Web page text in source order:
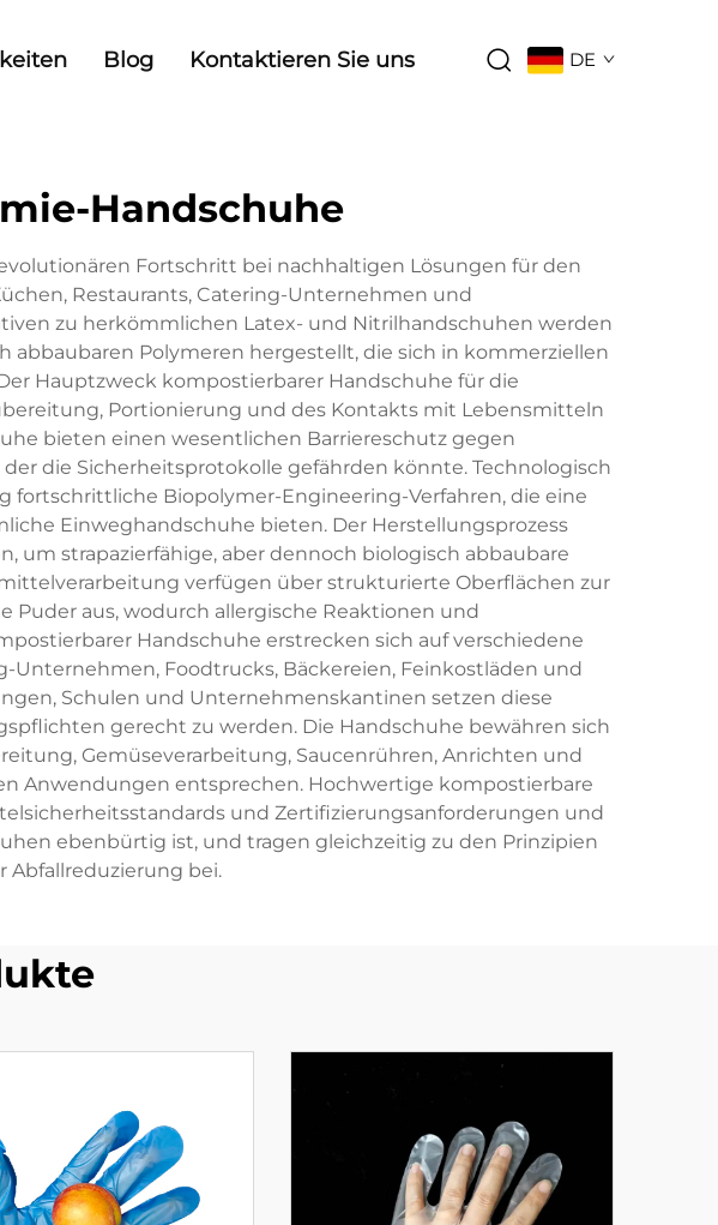
Blog Kontaktieren Sie uns DE
Handschuhe
Fortschritt bei nachhaltigen Lösungen für den
Restaurants, Catering-Unternehmen und
zu herkömmlichen Latex- und Nitrilhandschuhen werden
abbaubaren Polymeren hergestellt, die sich in kommerziellen
Hauptzweck kompostierbarer Handschuhe für die
Portionierung und des Kontakts mit Lebensmitteln
bieten einen wesentlichen Barriereschutz gegen
die Sicherheitsprotokolle gefährden könnte. Technologisch
Biopolymer-Engineering-Verfahren, die eine
Einweghandschuhe bieten. Der Herstellungsprozess
um strapazierfähige, aber dennoch biologisch abbaubare
verfügen über strukturierte Oberflächen zur
aus, wodurch allergische Reaktionen und
Handschuhe erstrecken sich auf verschiedene
Foodtrucks, Bäckereien, Feinkostläden und
Schulen und Unternehmenskantinen setzen diese
gerecht zu werden. Die Handschuhe bewähren sich
Gemüseverarbeitung, Saucenrühren, Anrichten und
Anwendungen entsprechen. Hochwertige kompostierbare
und Zertifizierungsanforderungen und
ebenbürtig ist, und tragen gleichzeitig zu den Prinzipien
Abfallreduzierung bei.